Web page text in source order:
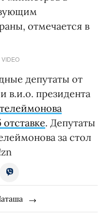
отмечается в
депутаты от
в.и.о. президента
. Депутаты
за стол